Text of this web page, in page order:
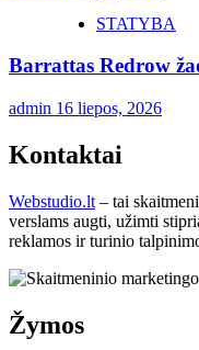
STATYBA
Barrattas Redrow
admin 16 liepos, 2026
Kontaktai
Webstudio.lt – tai
verslams augti, užimti
reklamos ir turinio
Žymos